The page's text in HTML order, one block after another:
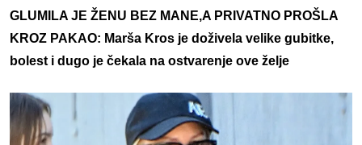
GLUMILA JE ŽENU BEZ MANE,A PRIVATNO PROŠLA
KROZ PAKAO: Marša Kros je doživela velike gubitke,
bolest i dugo je čekala na ostvarenje ove želje